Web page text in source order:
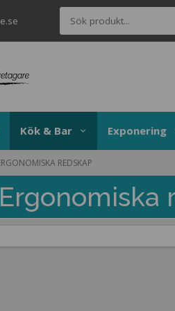
Kök & Bar Exponering
REDSKAP
Ergonomiska